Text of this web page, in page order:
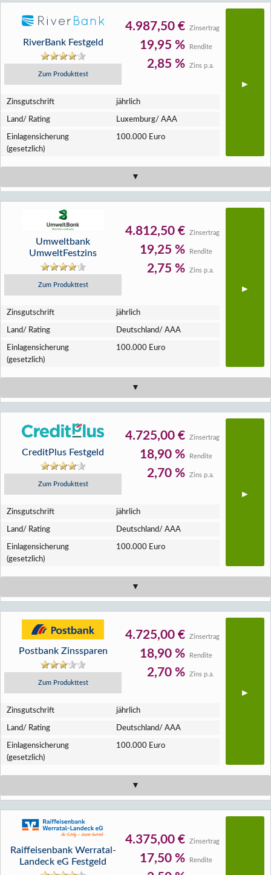
RiverBank Festgeld
Zum Produkttest
4.987,50 € Zinsertrag
19,95 % Rendite
2,85 % Zins p.a.
Zins­gutschrift jährlich
Land/ Rating Luxemburg/ AAA
Einlagen­sicherung
(gesetzlich)
100.000 Euro
Umweltbank
UmweltFestzins
Zum Produkttest
4.812,50 € Zinsertrag
19,25 % Rendite
2,75 % Zins p.a.
Zins­gutschrift jährlich
Land/ Rating Deutschland/ AAA
Einlagen­sicherung
(gesetzlich)
100.000 Euro
CreditPlus Festgeld
Zum Produkttest
4.725,00 € Zinsertrag
18,90 % Rendite
2,70 % Zins p.a.
Zins­gutschrift jährlich
Land/ Rating Deutschland/ AAA
Einlagen­sicherung
(gesetzlich)
100.000 Euro
Postbank Zinssparen
Zum Produkttest
4.725,00 € Zinsertrag
18,90 % Rendite
2,70 % Zins p.a.
Zins­gutschrift jährlich
Land/ Rating Deutschland/ AAA
Einlagen­sicherung
(gesetzlich)
100.000 Euro
Raiffeisenbank Werratal-
Landeck eG Festgeld
4.375,00 € Zinsertrag
17,50 % Rendite